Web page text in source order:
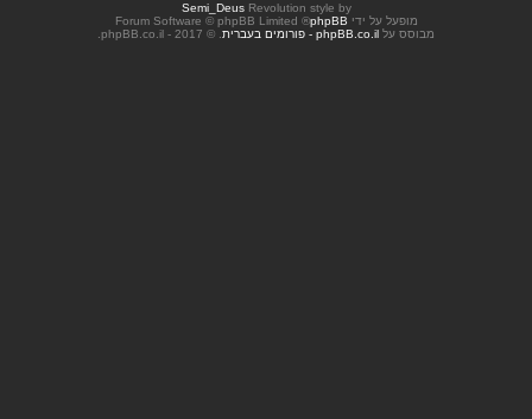
Revolution style by
Semi_Deus
מופעל על ידי phpBB
® Forum Software © phpBB Limited
מבוסס על phpBB.co.il - פורומים בעברית . © 2017 - phpBB.co.il.